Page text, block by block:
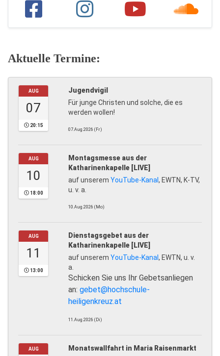
Aktuelle Termine:
AUG
07
20:15
Jugendvigil
Für junge Christen und solche, die es
werden wollen!
07.Aug.2026 (Fr)
AUG
10
18:00
Montagsmesse aus der
Katharinenkapelle [LIVE]
auf unserem YouTube-Kanal, EWTN, K-TV,
u. v. a.
10.Aug.2026 (Mo)
AUG
11
13:00
Dienstagsgebet aus der
Katharinenkapelle [LIVE]
auf unserem YouTube-Kanal, EWTN, u. v.
a.
Schicken Sie uns Ihr Gebetsanliegen
an: gebet@hochschule-
heiligenkreuz.at
11.Aug.2026 (Di)
AUG
Monatswallfahrt in Maria Raisenmarkt